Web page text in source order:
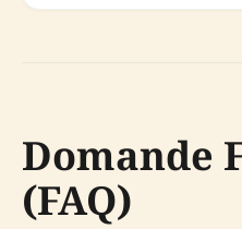
Domande
(FAQ)